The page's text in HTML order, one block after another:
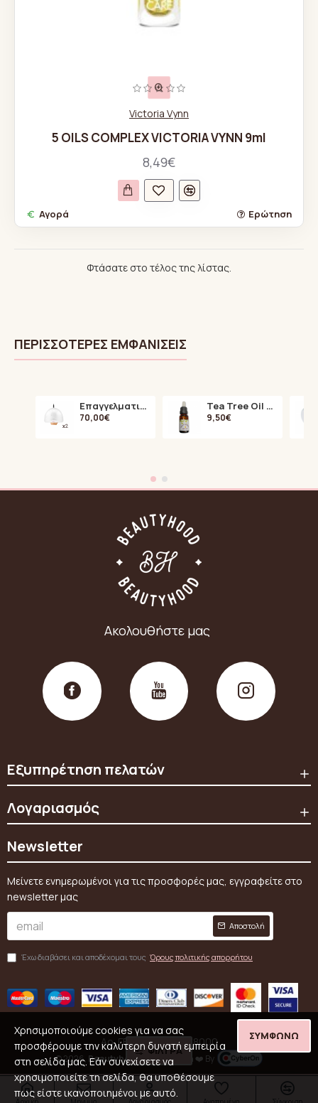
Victoria Vynn
5 OILS COMPLEX VICTORIA VYNN 9ml
8,49€
Αγορά Ερώτηση
Φτάσατε στο τέλος της λίστας.
ΠΕΡΙΣΣΌΤΕΡΕΣ ΕΜΦΑΝΊΣΕΙΣ
Επαγγελματική Λάμπα Πολυμερισμού 48Watt UV / LED SUN ONE
70,00€
Tea Tree Oil για Θεραπεία των Μυκητών στα Νύχια 15ml
9,50€
Ακολουθήστε μας
Εξυπηρέτηση πελατών
Λογαριασμός
Newsletter
Μείνετε ενημερωμένοι για τις προσφορές μας, εγγραφείτε στο
newsletter μας
Αποστολή
Έχω διαβάσει και αποδέχομαι τους Όρους πολιτικής απορρήτου
Αρ. ΓΕΜΗ: 159911008000
© 2026, Beautyhood, Created with ❤️ By
ΣΥΜΦΩΝΏ
Χρησιμοποιούμε cookies για να σας
προσφέρουμε την καλύτερη δυνατή εμπειρία
στη σελίδα μας. Εάν συνεχίσετε να
χρησιμοποιείτε τη σελίδα, θα υποθέσουμε
πως είστε ικανοποιημένοι με αυτό.
ΦΊΛΤΡΑ